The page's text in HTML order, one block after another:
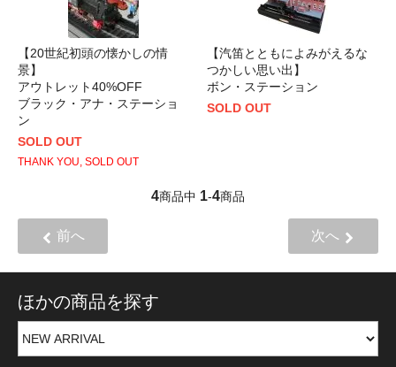
【20世紀初頭の懐かしの情
景】
アウトレット40%OFF
ブラック・アナ・ステーショ
ン
SOLD OUT
THANK YOU, SOLD OUT
【汽笛とともによみがえるな
つかしい思い出】
ボン・ステーション
SOLD OUT
4商品中 1-4商品
前へ 次へ
ほかの商品を探す